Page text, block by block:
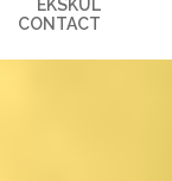
EKSKUL
CONTACT